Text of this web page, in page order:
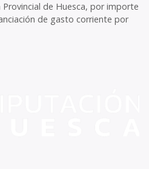
de Huesca, por importe
de gasto corriente por